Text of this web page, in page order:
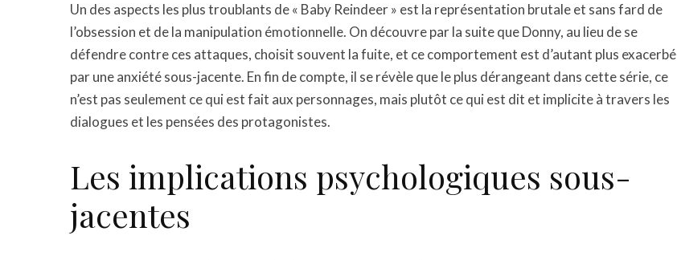
Un des aspects les plus troublants de « Baby Reindeer » est la représentation brutale et sans fard de
l’obsession et de la manipulation émotionnelle. On découvre par la suite que Donny, au lieu de se
défendre contre ces attaques, choisit souvent la fuite, et ce comportement est d’autant plus exacerbé
par une anxiété sous-jacente. En fin de compte, il se révèle que le plus dérangeant dans cette série, ce
n’est pas seulement ce qui est fait aux personnages, mais plutôt ce qui est dit et implicite à travers les
dialogues et les pensées des protagonistes.
Les implications psychologiques sous-
jacentes